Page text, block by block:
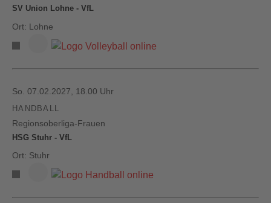
SV Union Lohne - VfL
Ort: Lohne
So. 07.02.2027, 18.00 Uhr
HANDBALL
Regionsoberliga-Frauen
HSG Stuhr - VfL
Ort: Stuhr